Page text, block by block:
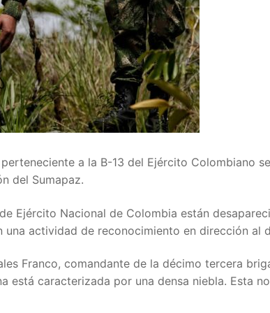
a la B-13 del Ejército Colombiano
del Sumapaz.
Ejército Nacional de Colombia están
una actividad de reconocimiento en dirección al
Franco, comandante de la décimo tercera
está caracterizada por una densa niebla. Esta